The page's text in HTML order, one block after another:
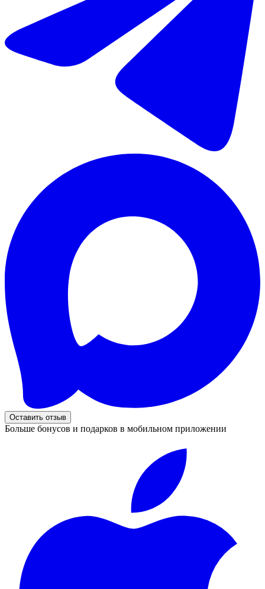
Оставить отзыв
Больше бонусов и подарков в мобильном приложении